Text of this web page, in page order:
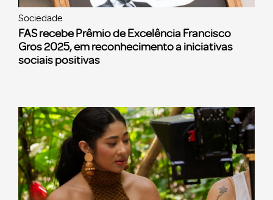
Sociedade
FAS recebe Prêmio de Excelência Francisco
Gros 2025, em reconhecimento a iniciativas
sociais positivas